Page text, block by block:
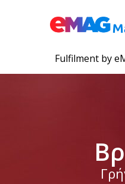
Fulfilment by